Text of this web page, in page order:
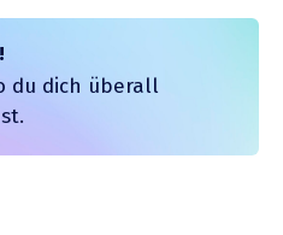
du dich überall